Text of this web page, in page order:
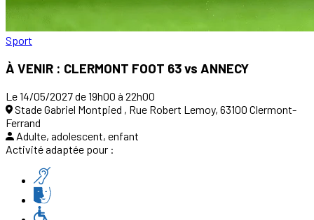
Sport
À VENIR : CLERMONT FOOT 63 vs ANNECY
Le 14/05/2027 de 19h00 à 22h00
Stade Gabriel Montpied , Rue Robert Lemoy, 63100 Clermont-
Ferrand
Adulte, adolescent, enfant
Activité adaptée pour :